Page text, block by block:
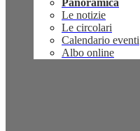
Panoramica
Le notizie
Le circolari
Calendario eventi
Albo online